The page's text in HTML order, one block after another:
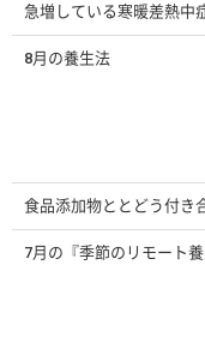
急増している寒暖差熱中
8月の養生法
食品添加物ととどう付き
7月の『季節のリモート養